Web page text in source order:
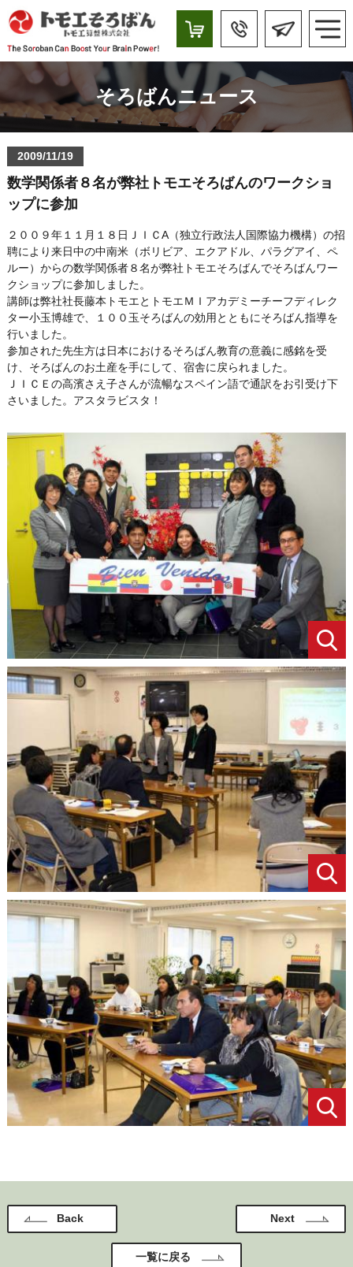
そろばんニュース
2009/11/19
数学関係者８名が弊社トモエそろばんのワークショ
ップに参加
２００９年１１月１８日ＪＩＣA（独立行政法人国際協力機構）の招
聘により来日中の中南米（ボリビア、エクアドル、パラグアイ、ペ
ルー）からの数学関係者８名が弊社トモエそろばんでそろばんワー
クショップに参加しました。
講師は弊社社長藤本トモエとトモエＭＩアカデミーチーフディレク
ター小玉博雄で、１００玉そろばんの効用とともにそろばん指導を
行いました。
参加された先生方は日本におけるそろばん教育の意義に感銘を受
け、そろばんのお土産を手にして、宿舎に戻られました。
ＪＩＣＥの高濱さえ子さんが流暢なスペイン語で通訳をお引受け下
さいました。アスタラビスタ！
Back
一覧に戻る
Next